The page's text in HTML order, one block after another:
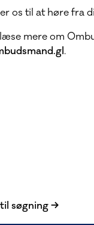
os til at høre fra
mere om
.
søgning